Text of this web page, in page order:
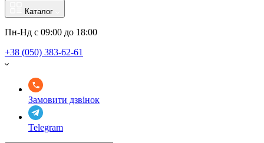
Каталог
Пн-Нд с 09:00 до 18:00
+38 (050) 383-62-61
Замовити дзвінок
Telegram